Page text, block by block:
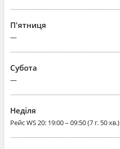
П'ятниця
—
Субота
—
Неділя
РейсWS 20: 19:00 – 09:50 (7 г. 50 хв.)